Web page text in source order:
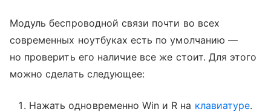
Модуль беспроводной связи почти во всех
современных ноутбуках есть по умолчанию —
но проверить его наличие все же стоит. Для этого
можно сделать следующее:
Нажать одновременно Win и R на клавиатуре.